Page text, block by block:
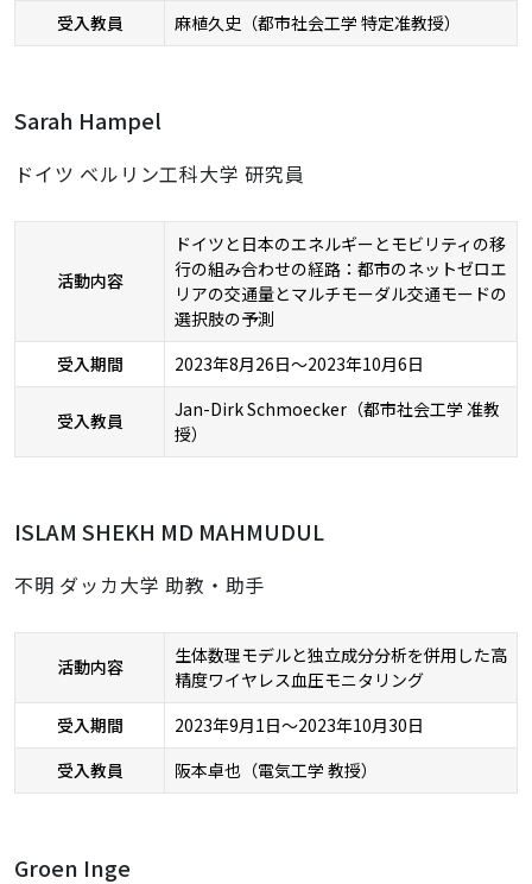
受入教員 麻植久史（都市社会工学 特定准教授）
Sarah Hampel
ドイツ ベルリン工科大学 研究員
活動内容
ドイツと日本のエネルギーとモビリティの移
行の組み合わせの経路：都市のネットゼロエ
リアの交通量とマルチモーダル交通モードの
選択肢の予測
受入期間
2023年8月26日～2023年10月6日
受入教員
Jan-Dirk Schmoecker（都市社会工学 准教
授）
ISLAM SHEKH MD MAHMUDUL
不明 ダッカ大学 助教・助手
活動内容
生体数理モデルと独立成分分析を併用した高
精度ワイヤレス血圧モニタリング
受入期間
2023年9月1日～2023年10月30日
受入教員
阪本卓也（電気工学 教授）
Groen Inge